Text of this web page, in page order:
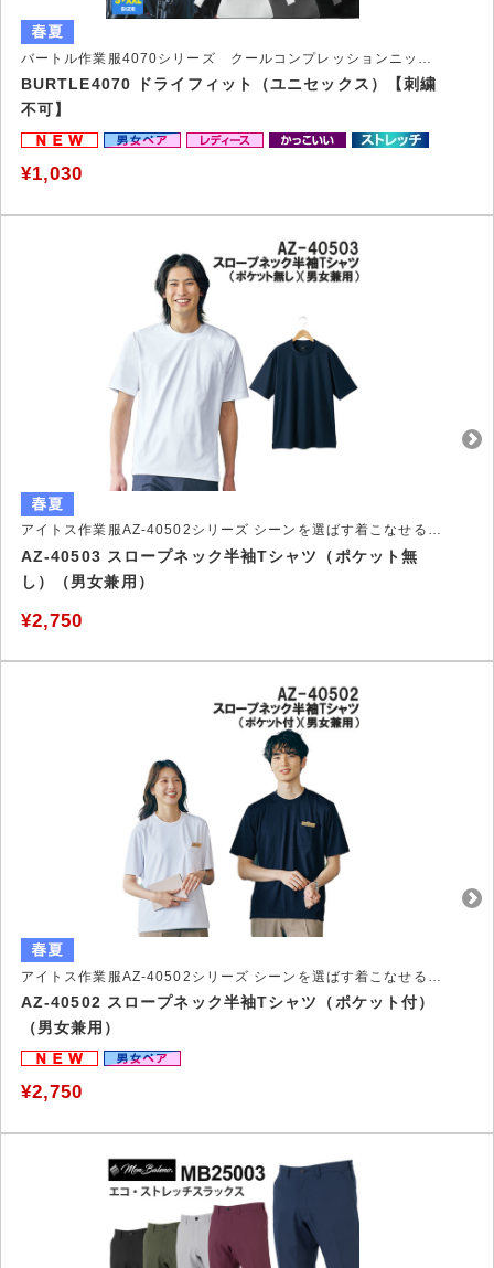
BURTLE4070 ドライフィット（ユニセックス）【刺繍
不可】
¥1,030
アイトス作業服AZ-40502シリーズ シーンを選ばす着こなせるSlope Neck－Tシャツ
AZ-40503 スロープネック半袖Tシャツ（ポケット無
し）（男女兼用）
¥2,750
AZ-40502 スロープネック半袖Tシャツ（ポケット付）
（男女兼用）
¥2,750